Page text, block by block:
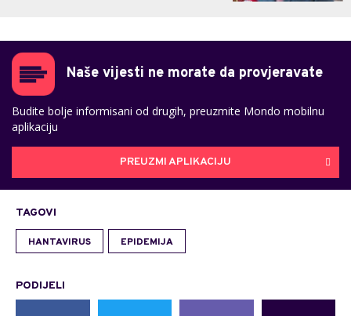
Naše vijesti ne morate da provjeravate
Budite bolje informisani od drugih, preuzmite Mondo mobilnu
aplikaciju
PREUZMI APLIKACIJU
TAGOVI
HANTAVIRUS EPIDEMIJA
PODIJELI